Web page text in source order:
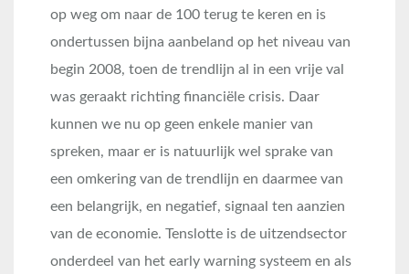
op weg om naar de 100 terug te keren en is
ondertussen bijna aanbeland op het niveau van
begin 2008, toen de trendlijn al in een vrije val
was geraakt richting financiële crisis. Daar
kunnen we nu op geen enkele manier van
spreken, maar er is natuurlijk wel sprake van
een omkering van de trendlijn en daarmee van
een belangrijk, en negatief, signaal ten aanzien
van de economie. Tenslotte is de uitzendsector
onderdeel van het early warning systeem en als